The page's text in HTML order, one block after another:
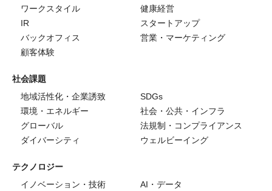
ワークスタイル
健康経営
IR
スタートアップ
バックオフィス
営業・マーケティング
顧客体験
社会課題
地域活性化・企業誘致
SDGs
環境・エネルギー
社会・公共・インフラ
グローバル
法規制・コンプライアンス
ダイバーシティ
ウェルビーイング
テクノロジー
イノベーション・技術
AI・データ